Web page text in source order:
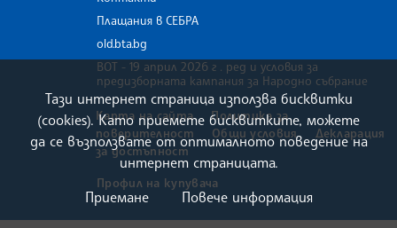
Плащания в СЕБРА
old.bta.bg
ВОТ - 19 април 2026 г . ред и условия за
предизборната кампания за Народно събрание
Карта на сайта
Политика за
поверителност
Общи условия
Декларация
за достъпност
Профил на купувача
Тази интернет страница използва бисквитки
(cookies). Като приемете бисквитките, можете
да се възползвате от оптималното поведение на
интернет страницата.
Приемане
Повече информация